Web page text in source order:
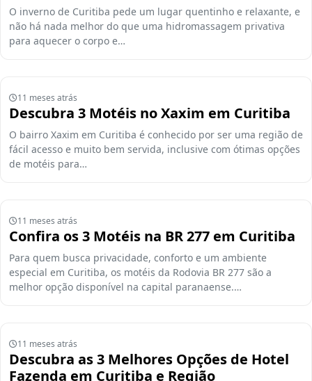
O inverno de Curitiba pede um lugar quentinho e relaxante, e
não há nada melhor do que uma hidromassagem privativa
para aquecer o corpo e…
11 meses atrás
Descubra 3 Motéis no Xaxim em Curitiba
O bairro Xaxim em Curitiba é conhecido por ser uma região de
fácil acesso e muito bem servida, inclusive com ótimas opções
de motéis para…
11 meses atrás
Confira os 3 Motéis na BR 277 em Curitiba
Para quem busca privacidade, conforto e um ambiente
especial em Curitiba, os motéis da Rodovia BR 277 são a
melhor opção disponível na capital paranaense.…
11 meses atrás
Descubra as 3 Melhores Opções de Hotel
Fazenda em Curitiba e Região